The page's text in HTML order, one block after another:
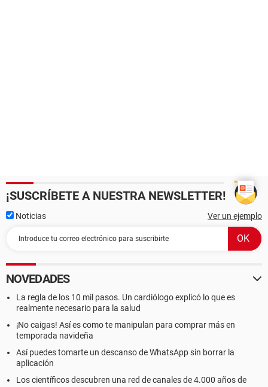
¡SUSCRÍBETE A NUESTRA NEWSLETTER!
Noticias Ver un ejemplo
NOVEDADES
La regla de los 10 mil pasos. Un cardiólogo explicó lo que es
realmente necesario para la salud
¡No caigas! Así es como te manipulan para comprar más en
temporada navideña
Así puedes tomarte un descanso de WhatsApp sin borrar la
aplicación
Los científicos descubren una red de canales de 4.000 años de